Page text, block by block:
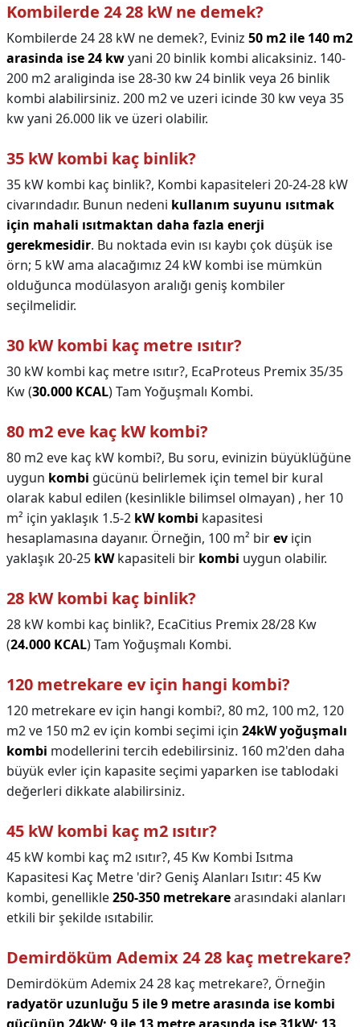
Kombilerde 24 28 kW ne demek?
Kombilerde 24 28 kW ne demek?, Eviniz 50 m2 ile 140 m2
arasinda ise 24 kwyani 20 binlik kombi alicaksiniz. 140-
200 m2 araliginda ise 28-30 kw 24 binlik veya 26 binlik
kombi alabilirsiniz. 200 m2 ve uzeri icinde 30 kw veya 35
kw yani 26.000 lik ve üzeri olabilir.
35 kW kombi kaç binlik?
35 kW kombi kaç binlik?, Kombi kapasiteleri 20-24-28 kW
civarındadır. Bunun nedeni kullanım suyunu ısıtmak
için mahali ısıtmaktan daha fazla enerji
gerekmesidir. Bu noktada evin ısı kaybı çok düşük ise
örn; 5 kW ama alacağımız 24 kW kombi ise mümkün
olduğunca modülasyon aralığı geniş kombiler
seçilmelidir.
30 kW kombi kaç metre ısıtır?
30 kW kombi kaç metre ısıtır?, EcaProteus Premix 35/35
Kw (30.000 KCAL) Tam Yoğuşmalı Kombi.
80 m2 eve kaç kW kombi?
80 m2 eve kaç kW kombi?, Bu soru, evinizin büyüklüğüne
uygun kombi gücünü belirlemek için temel bir kural
olarak kabul edilen (kesinlikle bilimsel olmayan) , her 10
m² için yaklaşık 1.5-2 kW kombi kapasitesi
hesaplamasına dayanır. Örneğin, 100 m² birev için
yaklaşık 20-25 kWkapasiteli bir kombi uygun olabilir.
28 kW kombi kaç binlik?
28 kW kombi kaç binlik?, EcaCitius Premix 28/28 Kw
(24.000 KCAL) Tam Yoğuşmalı Kombi.
120 metrekare ev için hangi kombi?
120 metrekare ev için hangi kombi?, 80 m2, 100 m2, 120
m2 ve 150 m2 ev için kombi seçimi için 24kW yoğuşmalı
kombi modellerini tercih edebilirsiniz. 160 m2'den daha
büyük evler için kapasite seçimi yaparken ise tablodaki
değerleri dikkate alabilirsiniz.
45 kW kombi kaç m2 ısıtır?
45 kW kombi kaç m2 ısıtır?, 45 Kw Kombi Isıtma
Kapasitesi Kaç Metre 'dir? Geniş Alanları Isıtır: 45 Kw
kombi, genellikle250-350 metrekarearasındaki alanları
etkili bir şekilde ısıtabilir.
Demirdöküm Ademix 24 28 kaç metrekare?
Demirdöküm Ademix 24 28 kaç metrekare?, Örneğin
radyatör uzunluğu 5 ile 9 metre arasında ise kombi